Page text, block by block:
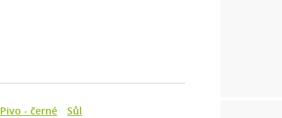
Pivo - černé Sůl